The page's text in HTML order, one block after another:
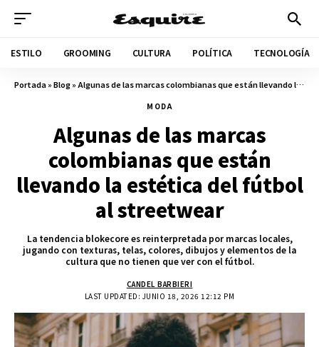
ESTILO GROOMING CULTURA POLÍTICA TECNOLOGÍA
Portada»Blog» Algunas de las marcas colombianas que están llevando la estética del fútbol al streetwear
MODA
Algunas de las marcas
colombianas que están
llevando la estética del fútbol
al streetwear
La tendencia blokecore es reinterpretada por marcas locales,
jugando con texturas, telas, colores, dibujos y elementos de la
cultura que no tienen que ver con el fútbol.
LAST UPDATED: JUNIO 18, 2026 12:12 PM
CANDEL BARBIERI